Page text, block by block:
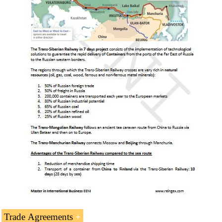
Corridor
Asia-Africa Logistics Corridor
Trade Agreements